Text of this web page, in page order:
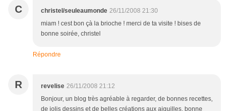
C christel/seuleaumonde 26/11/2008 21:30
miam ! cest bon çà la brioche ! merci de ta visite ! bises de
bonne soirée, christel
Répondre
R revelise 26/11/2008 21:12
Bonjour, un blog très agréable à regarder, de bonnes recettes,
de jolis dessins et de belles créations aux aiguilles, bonne